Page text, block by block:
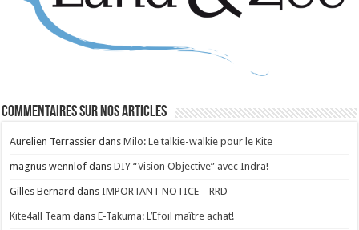
Commentaires sur nos articles
Aurelien Terrassier dansMilo: Le talkie-walkie pour le Kite
magnus wennlof dansDIY “Vision Objective” avec Indra!
Gilles Bernard dansIMPORTANT NOTICE – RRD
Kite4all Team dansE-Takuma: L’Efoil maître achat!